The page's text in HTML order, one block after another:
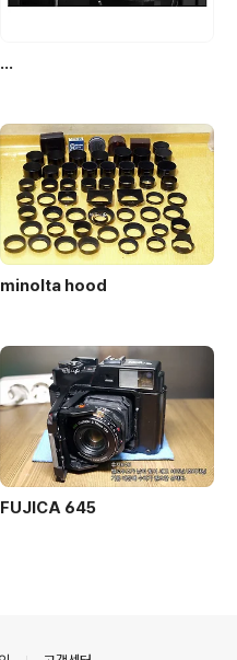
...
minolta hood
FUJICA 645